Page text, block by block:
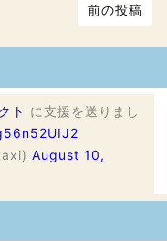
前の投稿
ト に支援を送りまし
August 10,